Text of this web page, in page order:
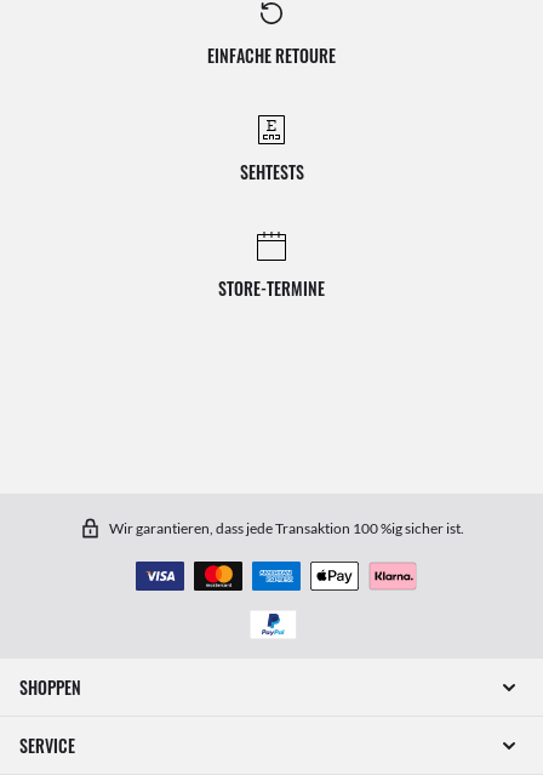
EINFACHE RETOURE
SEHTESTS
STORE-TERMINE
Wir garantieren, dass jede Transaktion 100 %ig sicher ist.
SHOPPEN
SERVICE